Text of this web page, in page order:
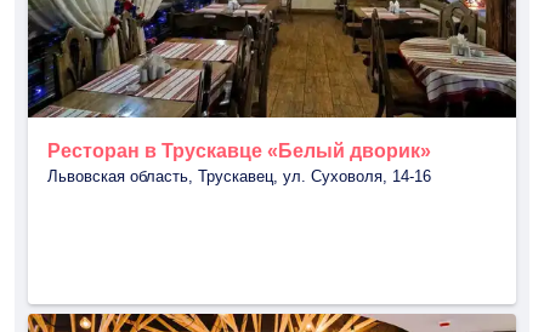
Ресторан в Трускавце «Белый дворик»
Львовская область, Трускавец, ул. Суховоля, 14-16